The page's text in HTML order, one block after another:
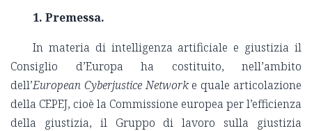
1. Premessa.
In materia di intelligenza artificiale e giustizia il
Consiglio d’Europa ha costituito, nell’ambito
dell’European Cyberjustice Networke quale articolazione
della CEPEJ, cioè la Commissione europea per l’efficienza
della giustizia, il Gruppo di lavoro sulla giustizia